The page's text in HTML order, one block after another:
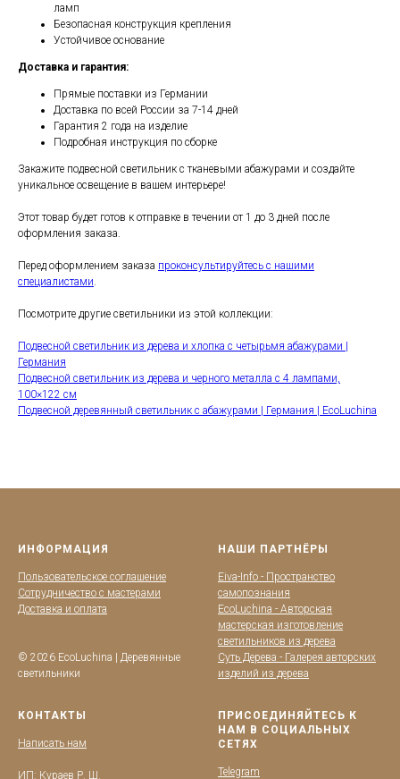
ламп
Безопасная конструкция крепления
Устойчивое основание
Доставка и гарантия:
Прямые поставки из Германии
Доставка по всей России за 7-14 дней
Гарантия 2 года на изделие
Подробная инструкция по сборке
Закажите подвесной светильник с тканевыми абажурами и создайте
уникальное освещение в вашем интерьере!
Этот товар будет готов к отправке в течении от 1 до 3 дней после
оформления заказа.
Перед оформлением заказа проконсультируйтесь с нашими
специалистами.
Посмотрите другие светильники из этой коллекции:
Подвесной светильник из дерева и хлопка с четырьмя абажурами |
Германия
Подвесной светильник из дерева и черного металла с 4 лампами,
100×122 см
Подвесной деревянный светильник с абажурами | Германия | EcoLuchina
ИНФОРМАЦИЯ
Пользовательское соглашение
Сотрудничество с мастерами
Доставка и оплата
© 2026 EcoLuchina | Деревянные
светильники
НАШИ ПАРТНЁРЫ
Eiva-Info - Пространство
самопознания
EcoLuchina - Авторская
мастерская изготовление
светильников из дерева
Суть Дерева - Галерея авторских
изделий из дерева
КОНТАКТЫ
Написать нам
ИП: Кураев Р. Ш.
ПРИСОЕДИНЯЙТЕСЬ К
НАМ В СОЦИАЛЬНЫХ
СЕТЯХ
Telegram